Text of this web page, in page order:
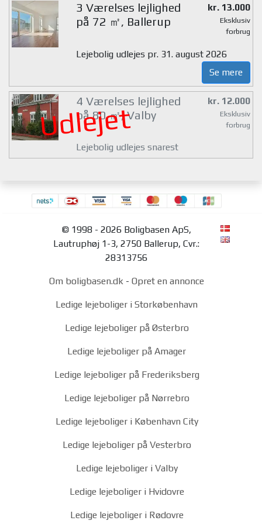
3 Værelses lejlighed
på 72 ㎡, Ballerup
kr. 13.000
Eksklusiv
forbrug
Lejebolig udlejes pr. 31. august 2026
Se mere
Udlejet
4 Værelses lejlighed
på 80 ㎡, Valby
kr. 12.000
Eksklusiv
forbrug
Lejebolig udlejes snarest
© 1998 - 2026 Boligbasen ApS,
Lautruphøj 1-3, 2750 Ballerup, Cvr.:
28313756
Om boligbasen.dk - Opret en annonce
Ledige lejeboliger i Storkøbenhavn
Ledige lejeboliger på Østerbro
Ledige lejeboliger på Amager
Ledige lejeboliger på Frederiksberg
Ledige lejeboliger på Nørrebro
Ledige lejeboliger i København City
Ledige lejeboliger på Vesterbro
Ledige lejeboliger i Valby
Ledige lejeboliger i Hvidovre
Ledige lejeboliger i Rødovre